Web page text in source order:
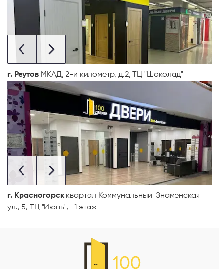
г. Реутов МКАД, 2-й километр, д.2, ТЦ "Шоколад"
г. Красногорск квартал Коммунальный, Знаменская
ул., 5, ТЦ "Июнь", -1 этаж